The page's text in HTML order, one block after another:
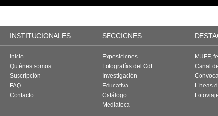
INSTITUCIONALES SECCIONES
Inicio
Quiénes somos
Suscripción
FAQ
Contacto
Exposiciones
Fotografías del CdF
Investigación
Educativa
Catálogo
Mediateca
MUFF,
Canal
Líneas